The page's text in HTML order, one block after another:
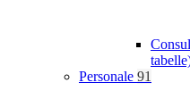
Personale 91